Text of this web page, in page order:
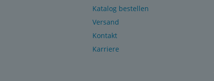
Katalog bestellen
Versand
Kontakt
Karriere